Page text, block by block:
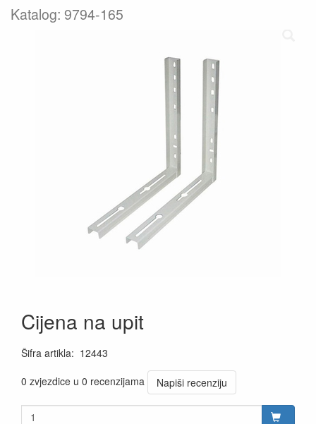
Katalog: 9794-165
Cijena na upit
Šifra artikla: 12443
0 zvjezdice u 0 recenzijama
Napiši recenziju